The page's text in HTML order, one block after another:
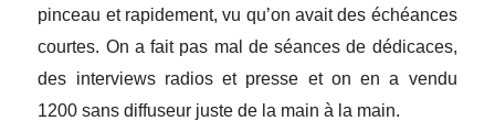
pinceau et rapidement, vu qu’on avait des échéances
courtes. On a fait pas mal de séances de dédicaces,
des interviews radios et presse et on en a vendu
1200 sans diffuseur juste de la main à la main.